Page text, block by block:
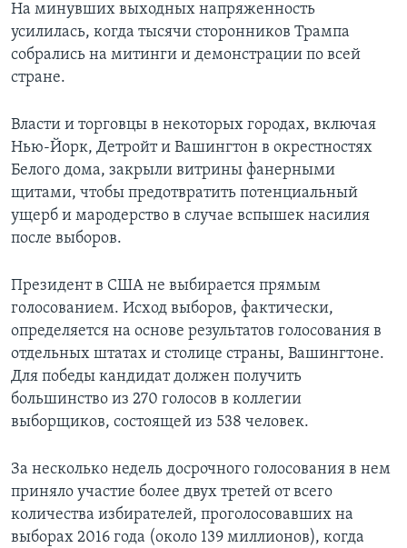
На минувших выходных напряженность
усилилась, когда тысячи сторонников Трампа
собрались на митинги и демонстрации по всей
стране.
Власти и торговцы в некоторых городах, включая
Нью-Йорк, Детройт и Вашингтон в окрестностях
Белого дома, закрыли витрины фанерными
щитами, чтобы предотвратить потенциальный
ущерб и мародерство в случае вспышек насилия
после выборов.
Президент в США не выбирается прямым
голосованием. Исход выборов, фактически,
определяется на основе результатов голосования в
отдельных штатах и столице страны, Вашингтоне.
Для победы кандидат должен получить
большинство из 270 голосов в коллегии
выборщиков, состоящей из 538 человек.
За несколько недель досрочного голосования в нем
приняло участие более двух третей от всего
количества избирателей, проголосовавших на
выборах 2016 года (около 139 миллионов), когда